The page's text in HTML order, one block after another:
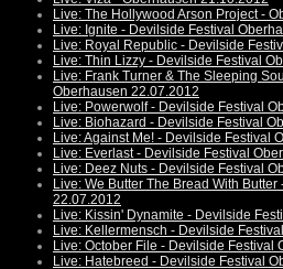
Live: The Hollywood Arson Project -
Live: Ignite - Devilside Festival
Live: Royal Republic - Devilside
Live: Thin Lizzy - Devilside Festival
Live: Frank Turner & The Sleeping
Oberhausen 22.07.2012
Live: Powerwolf - Devilside Festival
Live: Biohazard - Devilside Festival
Live: Against Me! - Devilside Festival
Live: Everlast - Devilside Festival
Live: Deez Nuts - Devilside Festival
Live: We Butter The Bread With
22.07.2012
Live: Kissin' Dynamite - Devilside
Live: Kellermensch - Devilside
Live: October File - Devilside Festival
Live: Hatebreed - Devilside Festival